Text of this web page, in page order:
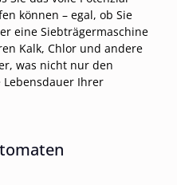
können – egal, ob Sie
eine Siebträgermaschine
Kalk, Chlor und andere
was nicht nur den
Lebensdauer Ihrer